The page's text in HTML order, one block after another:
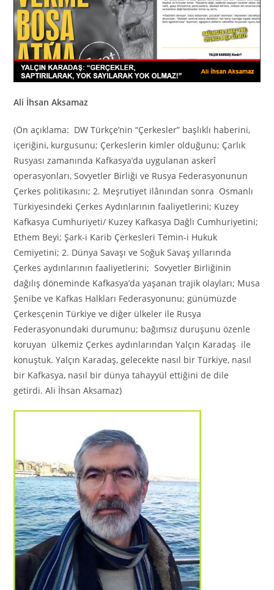
Ali İhsan Aksamaz
(Ön açıklama: DW Türkçe’nin “Çerkesler” başlıklı haberini,
içeriğini, kurgusunu; Çerkeslerin kimler olduğunu; Çarlık
Rusyası zamanında Kafkasya’da uygulanan askerî
operasyonları, Sovyetler Birliği ve Rusya Federasyonunun
Çerkes politikasını; 2. Meşrutiyet ilânından sonra Osmanlı
Türkiyesindeki Çerkes Aydınlarının faaliyetlerini; Kuzey
Kafkasya Cumhuriyeti/ Kuzey Kafkasya Dağlı Cumhuriyetini;
Ethem Beyi; Şark-i Karib Çerkesleri Temin-i Hukuk
Cemiyetini; 2. Dünya Savaşı ve Soğuk Savaş yıllarında
Çerkes aydınlarının faaliyetlerini; Sovyetler Birliğinin
dağılış döneminde Kafkasya’da yaşanan trajik olayları; Musa
Şenibe ve Kafkas Halkları Federasyonunu; günümüzde
Çerkesçenin Türkiye ve diğer ülkeler ile Rusya
Federasyonundaki durumunu; bağımsız duruşunu özenle
koruyan ülkemiz Çerkes aydınlarından Yalçın Karadaş ile
konuştuk. Yalçın Karadaş, gelecekte nasıl bir Türkiye, nasıl
bir Kafkasya, nasıl bir dünya tahayyül ettiğini de dile
getirdi. Ali İhsan Aksamaz)